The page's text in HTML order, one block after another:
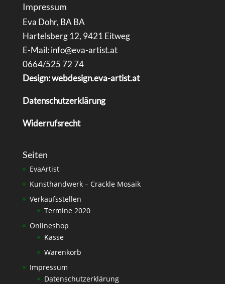
Impressum
Eva Dohr, BA BA
Hartelsberg 12, 9421 Eitweg
E-Mail: info@eva-artist.at
0664/525 72 74
Design: webdesign.eva-artist.at
Datenschutzerklärung
Widerrufsrecht
Seiten
EvaArtist
Kunsthandwerk – Crackle Mosaik
Verkaufsstellen
Termine 2020
Onlineshop
Kasse
Warenkorb
Impressum
Datenschutzerklärung